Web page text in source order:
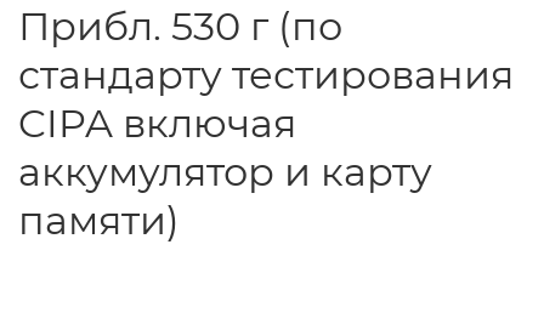
Прибл. 530 г (по
стандарту тестирования
CIPA включая
аккумулятор и карту
памяти)